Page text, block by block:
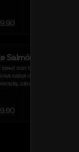
Salmón Fresco
bowl con base de arroz sushi,
salsa de ostión especial,
zanahoria, pepino,